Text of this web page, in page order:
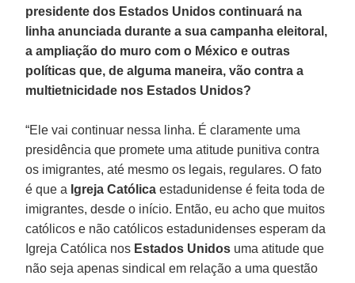
presidente dos Estados Unidos continuará na
linha anunciada durante a sua campanha eleitoral,
a ampliação do muro com o México e outras
políticas que, de alguma maneira, vão contra a
multietnicidade nos Estados Unidos?
“Ele vai continuar nessa linha. É claramente uma
presidência que promete uma atitude punitiva contra
os imigrantes, até mesmo os legais, regulares. O fato
é que a Igreja Católica estadunidense é feita toda de
imigrantes, desde o início. Então, eu acho que muitos
católicos e não católicos estadunidenses esperam da
Igreja Católica nos Estados Unidos uma atitude que
não seja apenas sindical em relação a uma questão